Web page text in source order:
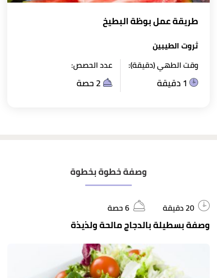
طريقة عمل بوظة البطيخ
ثروت الطيبين
وقت الطهي (دقيقة):
عدد الحصص:
وصفة خطوة بخطوة
20 دقيقة 6 حصة
وصفة بسطيلة بالدجاج مالحة ولذيذة